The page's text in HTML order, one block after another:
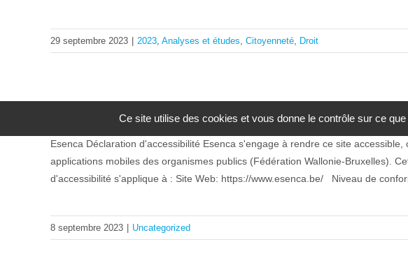
29 septembre 2023 2023, Analyses et études, Citoyenneté, Droit
Esenca Déclaration d'accessibilité Esenca s'engage à rendre ce site
applications mobiles des organismes publics (Fédération Wallonie-Bruxelles).
d'accessibilité s'applique à : Site Web: https://www.esenca.be/ Niveau de
8 septembre 2023 Uncategorized
Ce site utilise des cookies et vous donne le contrôle sur ce